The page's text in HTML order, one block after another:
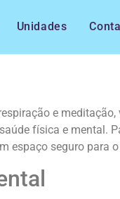
Unidades
e
física e mental.
espaço seguro para